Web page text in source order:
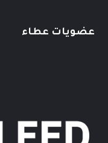
عضويات عطاء